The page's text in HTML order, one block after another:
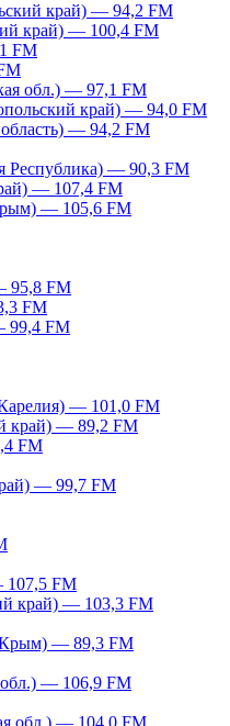
край) — 94,2 FM
край) — 100,4 FM
FM
обл.) — 97,1 FM
край) — 94,0 FM
— 94,2 FM
Республика) — 90,3 FM
— 107,4 FM
— 105,6 FM
95,8 FM
FM
99,4 FM
— 101,0 FM
край) — 89,2 FM
FM
— 99,7 FM
107,5 FM
край) — 103,3 FM
Крым) — 89,3 FM
обл.) — 106,9 FM
обл.) — 104,0 FM